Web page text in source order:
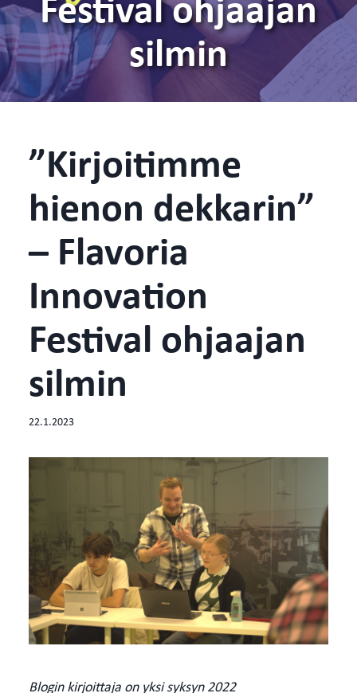
silmin
”Kirjoitimme
hienon dekkarin”
– Flavoria
Innovation
Festival ohjaajan
silmin
22.1.2023
Blogin kirjoittaja on yksi syksyn 2022